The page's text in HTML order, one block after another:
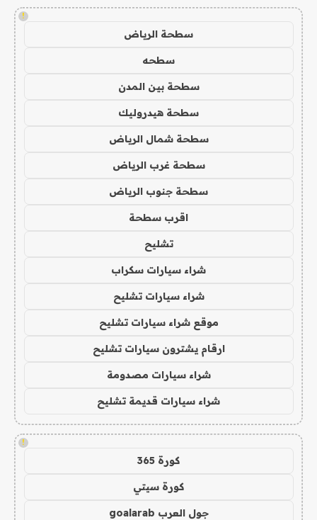
!
سطحة الرياض
سطحه
سطحة بين المدن
سطحة هيدروليك
سطحة شمال الرياض
سطحة غرب الرياض
سطحة جنوب الرياض
اقرب سطحة
تشليح
شراء سيارات سكراب
شراء سيارات تشليح
موقع شراء سيارات تشليح
ارقام يشترون سيارات تشليح
شراء سيارات مصدومة
شراء سيارات قديمة تشليح
!
كورة 365
كورة سيتي
جول العرب goalarab